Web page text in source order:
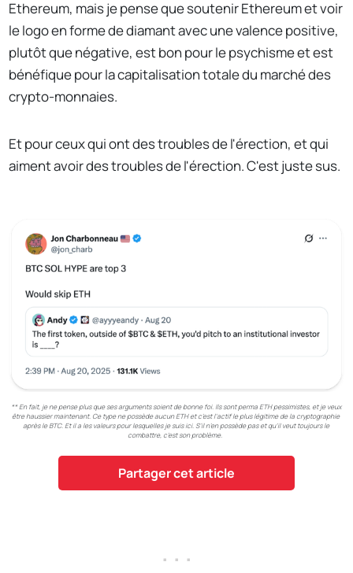
Ethereum, mais je pense que soutenir Ethereum et voir
le logo en forme de diamant avec une valence positive,
plutôt que négative, est bon pour le psychisme et est
bénéfique pour la capitalisation totale du marché des
crypto-monnaies.
Et pour ceux qui ont des troubles de l'érection, et qui
aiment avoir des troubles de l'érection. C'est juste sus.
** En fait, je ne pense plus que ses arguments soient de bonne foi. Ils sont perma ETH pessimistes, et je veux
être haussier maintenant. Ce type ne possède aucun ETH et c'est l'actif le plus légitime de la cryptographie
après le BTC. Et il a les valeurs pour lesquelles je suis ici. S'il n'en possède pas et qu'il veut toujours le
combattre, c'est son problème.
Partager cet article
. . .